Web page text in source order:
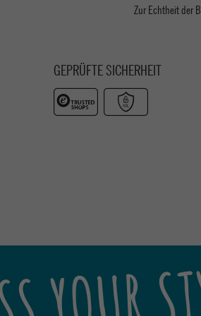
Zur Echtheit der
GEPRÜFTE SICHERHEIT